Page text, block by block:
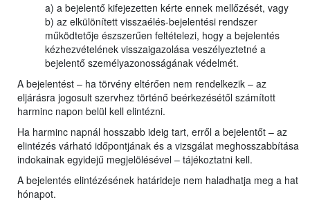
a) a bejelentő kifejezetten kérte ennek mellőzését, vagy
b) az elkülönített visszaélés-bejelentési rendszer
működtetője észszerűen feltételezi, hogy a bejelentés
kézhezvételének visszaigazolása veszélyeztetné a
bejelentő személyazonosságának védelmét.
A bejelentést – ha törvény eltérően nem rendelkezik – az
eljárásra jogosult szervhez történő beérkezésétől számított
harminc napon belül kell elintézni.
Ha harminc napnál hosszabb ideig tart, erről a bejelentőt – az
elintézés várható időpontjának és a vizsgálat meghosszabbítása
indokainak egyidejű megjelölésével – tájékoztatni kell.
A bejelentés elintézésének határideje nem haladhatja meg a hat
hónapot.